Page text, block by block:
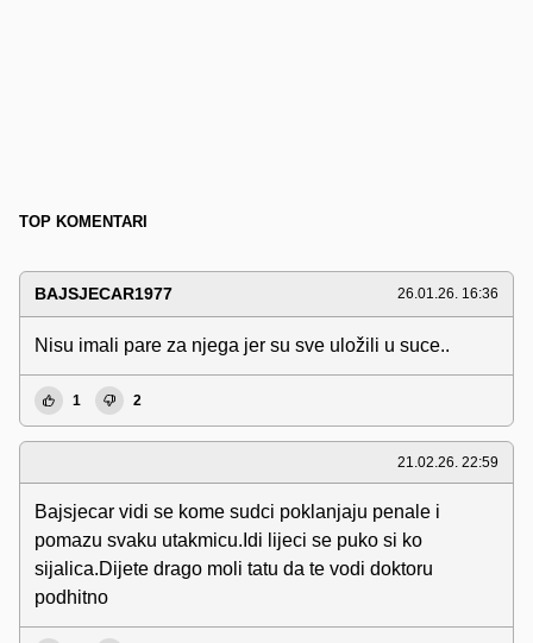
TOP KOMENTARI
BAJSJECAR1977 26.01.26. 16:36
Nisu imali pare za njega jer su sve uložili u suce..
1 2
21.02.26. 22:59
Bajsjecar vidi se kome sudci poklanjaju penale i
pomazu svaku utakmicu.Idi lijeci se puko si ko
sijalica.Dijete drago moli tatu da te vodi doktoru
podhitno